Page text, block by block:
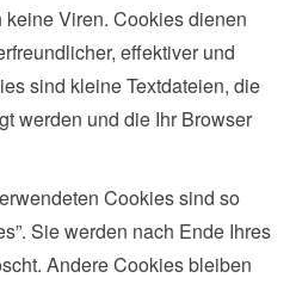
Viren. Cookies dienen
effektiver und
sind kleine Textdateien, die
werden und die Ihr Browser
Cookies sind so
Sie werden nach Ende Ihres
Andere Cookies bleiben